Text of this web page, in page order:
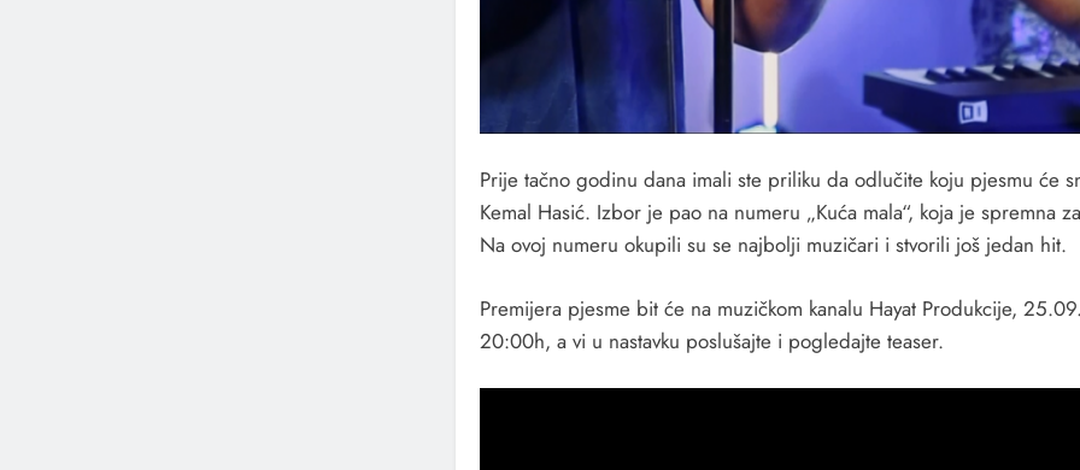
Prije tačno godinu dana imali ste priliku da odlučite koju pjesmu će
Kemal Hasić. Izbor je pao na numeru „Kuća mala“, koja je spremna
Na ovoj numeru okupili su se najbolji muzičari i stvorili još jedan hit.
Premijera pjesme bit će na muzičkom kanalu Hayat Produkcije,
20:00h, a vi u nastavku poslušajte i pogledajte teaser.